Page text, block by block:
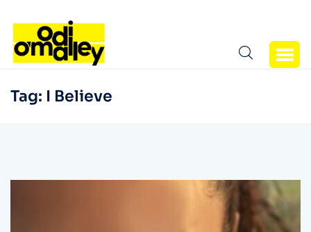
Tag: I Believe